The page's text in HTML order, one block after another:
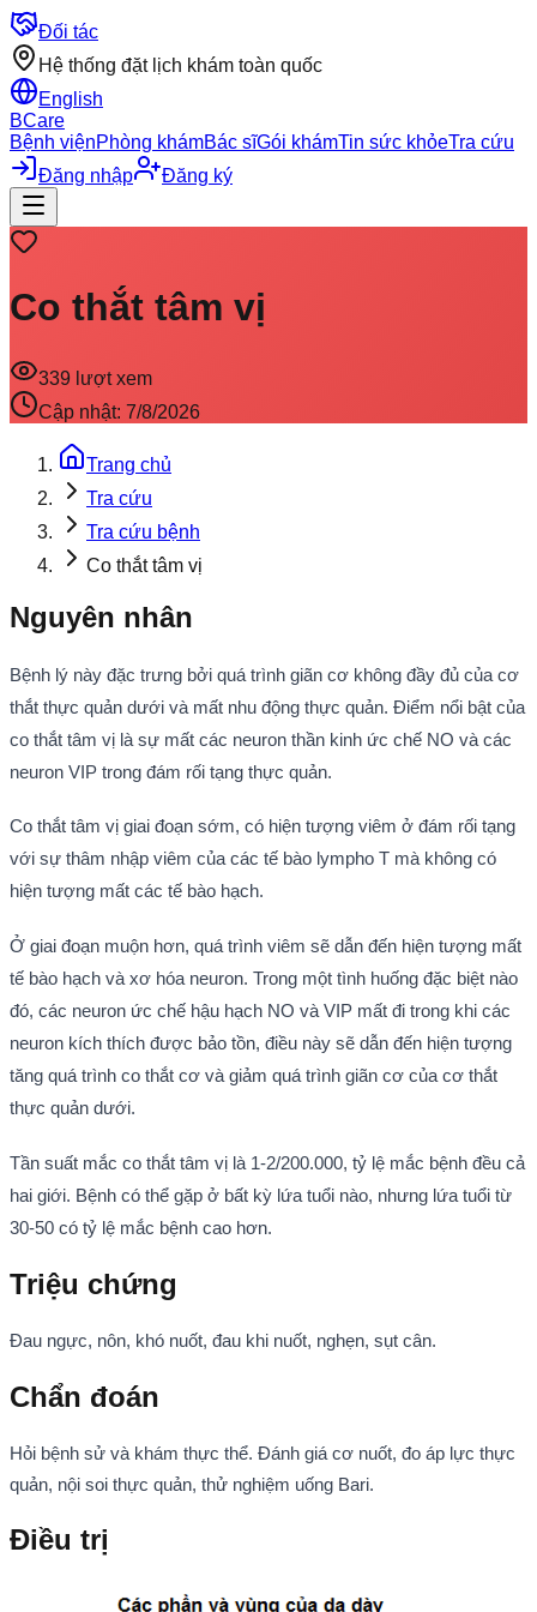
Đối tác
Hệ thống đặt lịch khám toàn quốc
English
BCare
Bệnh việnPhòng khámBác sĩGói khámTin sức khỏeTra cứu
Đăng nhập
Đăng ký
Co thắt tâm vị
339 lượt xem
Cập nhật: 7/8/2026
Trang chủ
Tra cứu
Tra cứu bệnh
Co thắt tâm vị
Nguyên nhân
Bệnh lý này đặc trưng bởi quá trình giãn cơ không đầy đủ của cơ
thắt thực quản dưới và mất nhu động thực quản. Điểm nổi bật của
co thắt tâm vị là sự mất các neuron thần kinh ức chế NO và các
neuron VIP trong đám rối tạng thực quản.
Co thắt tâm vị giai đoạn sớm, có hiện tượng viêm ở đám rối tạng
với sự thâm nhập viêm của các tế bào lympho T mà không có
hiện tượng mất các tế bào hạch.
Ở giai đoạn muộn hơn, quá trình viêm sẽ dẫn đến hiện tượng mất
tế bào hạch và xơ hóa neuron. Trong một tình huống đặc biệt nào
đó, các neuron ức chế hậu hạch NO và VIP mất đi trong khi các
neuron kích thích được bảo tồn, điều này sẽ dẫn đến hiện tượng
tăng quá trình co thắt cơ và giảm quá trình giãn cơ của cơ thắt
thực quản dưới.
Tần suất mắc co thắt tâm vị là 1-2/200.000, tỷ lệ mắc bệnh đều cả
hai giới. Bệnh có thể gặp ở bất kỳ lứa tuổi nào, nhưng lứa tuổi từ
30-50 có tỷ lệ mắc bệnh cao hơn.
Triệu chứng
Đau ngực, nôn, khó nuốt, đau khi nuốt, nghẹn, sụt cân.
Chẩn đoán
Hỏi bệnh sử và khám thực thể. Đánh giá cơ nuốt, đo áp lực thực
quản, nội soi thực quản, thử nghiệm uống Bari.
Điều trị